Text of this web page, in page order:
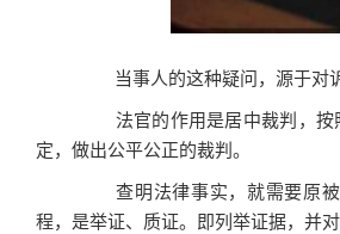
当事人的这种疑问，源于对诉
法官的作用是居中裁判，按
定，做出公平公正的裁判。
查明法律事实，就需要原被
程，是举证、质证。即列举证据，并